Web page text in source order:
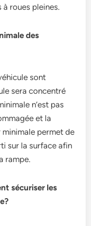
à roues pleines.
des
sont
sera concentré
n’est pas
et la
permet de
sur la surface afin
rampe.
sécuriser les